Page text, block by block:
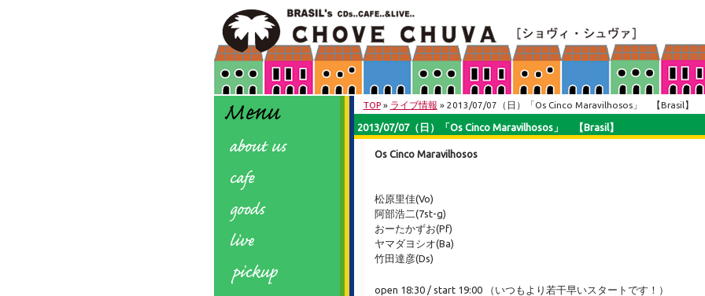
TOP» ライブ情報 » 2013/07/07（日）「Os Cinco Maravilhosos」 【Brasil】
2013/07/07（日）「Os Cinco Maravilhosos」 【Brasil】
Os Cinco Maravilhosos
松原里佳(Vo)
阿部浩二(7st-g)
おーたかずお(Pf)
ヤマダヨシオ(Ba)
竹田達彦(Ds)
open 18:30 / start 19:00 （いつもより若干早いスタートです！）